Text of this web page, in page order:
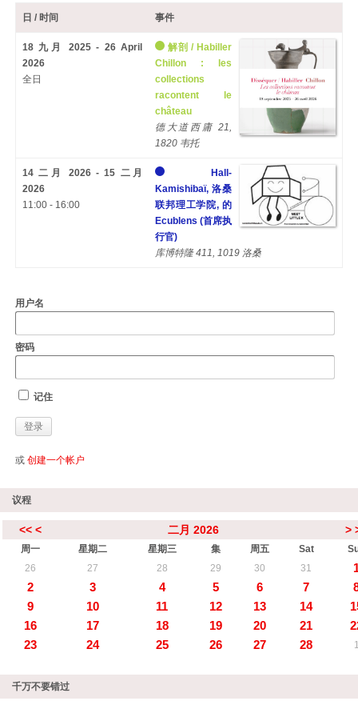
日 / 时间 事件
18 九月 2025 - 26 April
2026
全日
解剖 / Habiller
Chillon :
les
collections
racontent le
château
德大道西庸 21,
1820 韦托
14 二月 2026 - 15 二月
2026
11:00 - 16:00
Hall-
Kamishibaï, 洛桑
联邦理工学院, 的
Ecublens (首席执
行官)
库博特隆 411, 1019 洛桑
用户名
密码
记住
或 创建一个帐户
议程
<< < 二月 2026 >
周一 星期二 星期三 集 周五 Sat
26
27 28 29 30 31
2
3 4 5 6 7
9
10 11 12 13 14
16
17 18 19 20 21
23
24 25 26 27 28
千万不要错过